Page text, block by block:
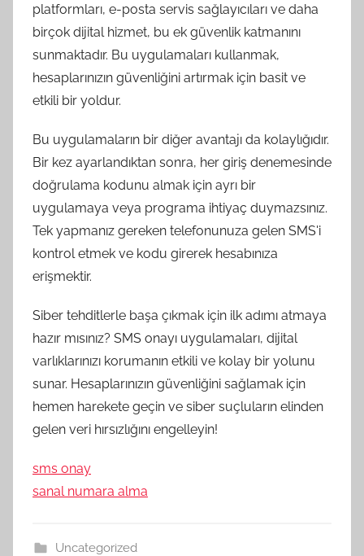
platformları, e-posta servis sağlayıcıları ve daha
birçok dijital hizmet, bu ek güvenlik katmanını
sunmaktadır. Bu uygulamaları kullanmak,
hesaplarınızın güvenliğini artırmak için basit ve
etkili bir yoldur.
Bu uygulamaların bir diğer avantajı da kolaylığıdır.
Bir kez ayarlandıktan sonra, her giriş denemesinde
doğrulama kodunu almak için ayrı bir
uygulamaya veya programa ihtiyaç duymazsınız.
Tek yapmanız gereken telefonunuza gelen SMS'i
kontrol etmek ve kodu girerek hesabınıza
erişmektir.
Siber tehditlerle başa çıkmak için ilk adımı atmaya
hazır mısınız? SMS onayı uygulamaları, dijital
varlıklarınızı korumanın etkili ve kolay bir yolunu
sunar. Hesaplarınızın güvenliğini sağlamak için
hemen harekete geçin ve siber suçluların elinden
gelen veri hırsızlığını engelleyin!
sms onay
sanal numara alma
Uncategorized